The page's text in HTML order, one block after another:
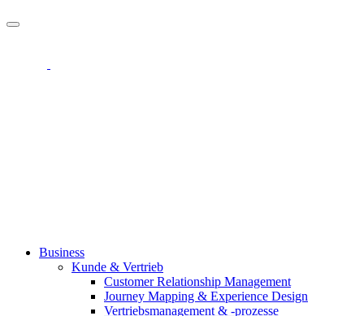
Business
Kunde & Vertrieb
Customer Relationship Management
Journey Mapping & Experience Design
Vertriebsmanagement & -prozesse